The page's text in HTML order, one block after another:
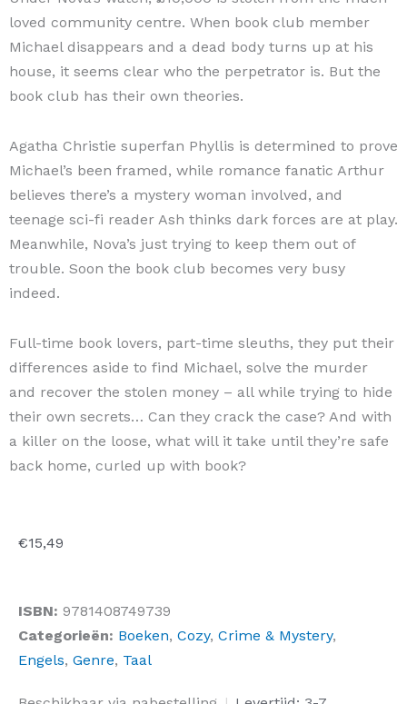
loved community centre. When book club member
Michael disappears and a dead body turns up at his
house, it seems clear who the perpetrator is. But the
book club has their own theories.
Agatha Christie superfan Phyllis is determined to prove
Michael’s been framed, while romance fanatic Arthur
believes there’s a mystery woman involved, and
teenage sci-fi reader Ash thinks dark forces are at play.
Meanwhile, Nova’s just trying to keep them out of
trouble. Soon the book club becomes very busy
indeed.
Full-time book lovers, part-time sleuths, they put their
differences aside to find Michael, solve the murder
and recover the stolen money – all while trying to hide
their own secrets… Can they crack the case? And with
a killer on the loose, what will it take until they’re safe
back home, curled up with book?
€15,49
ISBN: 9781408749739
Categorieën: Boeken, Cozy, Crime & Mystery,
Engels, Genre, Taal